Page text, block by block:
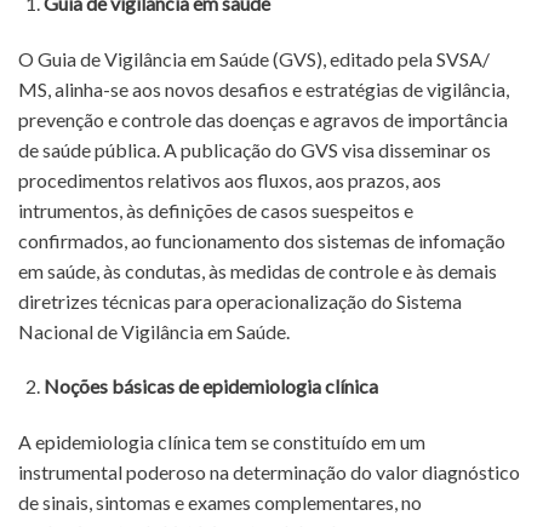
O Guia de Vigilância em Saúde (GVS), editado pela SVSA/
MS, alinha-se aos novos desafios e estratégias de vigilância,
prevenção e controle das doenças e agravos de importância
de saúde pública. A publicação do GVS visa disseminar os
procedimentos relativos aos fluxos, aos prazos, aos
intrumentos, às definições de casos suespeitos e
confirmados, ao funcionamento dos sistemas de infomação
em saúde, às condutas, às medidas de controle e às demais
diretrizes técnicas para operacionalização do Sistema
Nacional de Vigilância em Saúde.
Noções básicas de epidemiologia clínica
A epidemiologia clínica tem se constituído em um
instrumental poderoso na determinação do valor diagnóstico
de sinais, sintomas e exames complementares, no